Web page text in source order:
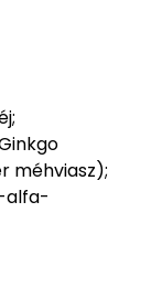
méhviasz);
alfa-